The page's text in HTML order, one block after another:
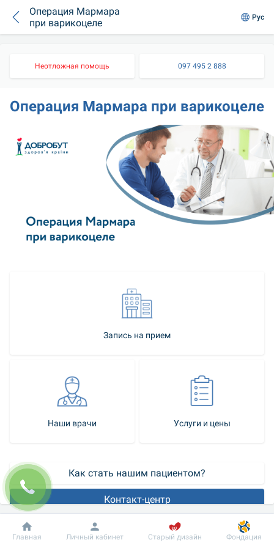
Операция Мармара
при варикоцеле
Рус
Неотложная помощь 097 495 2 888
Операция Мармара при варикоцеле
Запись на прием
Наши врачи Услуги и цены
Как стать нашим пациентом?
Контакт-центр
Операция Мармара - хирургический метод лечения
Добробут Информация Пациенту
Главная Личный кабинет Старый дизайн Фондация